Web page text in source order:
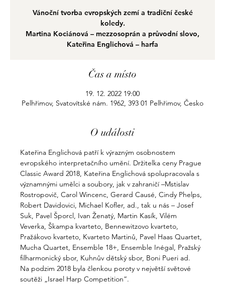
Vánoční tvorba evropských zemí a tradiční české
koledy.
Martina Kociánová – mezzosoprán a průvodní slovo,
Kateřina Englichová – harfa
Čas a místo
19. 12. 2022 19:00
Pelhřimov, Svatovítské nám. 1962, 393 01 Pelhřimov, Česko
O události
Kateřina Englichová patří k výrazným osobnostem
evropského interpretačního umění. Držitelka ceny Prague
Classic Award 2018, Kateřina Englichová spolupracovala s
významnými umělci a soubory, jak v zahraničí –Mstislav
Rostropovič, Carol Wincenc, Gerard Causé, Cindy Phelps,
Robert Davidovici, Michael Kofler, ad., tak u nás – Josef
Suk, Pavel Šporcl, Ivan Ženatý, Martin Kasík, Vilém
Veverka, Škampa kvarteto, Bennewitzovo kvarteto,
Pražákovo kvarteto, Kvarteto Martinů, Pavel Haas Quartet,
Mucha Quartet, Ensemble 18+, Ensemble Inégal, Pražský
filharmonický sbor, Kuhnův dětský sbor, Boni Pueri ad.
Na podzim 2018 byla členkou poroty v největší světové
soutěži „Israel Harp Competition“.